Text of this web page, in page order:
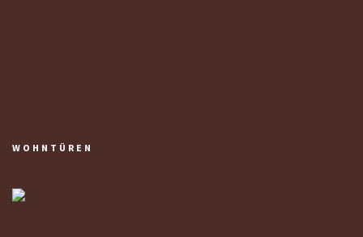
WOHNTÜREN